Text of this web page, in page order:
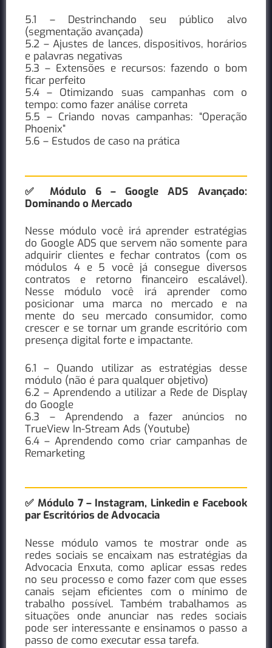
5.1 – Destrinchando seu público alvo
(segmentação avançada)
5.2 – Ajustes de lances, dispositivos, horários
e palavras negativas
5.3 – Extensões e recursos: fazendo o bom
ficar perfeito
5.4 – Otimizando suas campanhas com o
tempo: como fazer análise correta
5.5 – Criando novas campanhas: “Operação
Phoenix”
5.6 – Estudos de caso na prática
✅ Módulo 6 – Google ADS Avançado:
Dominando o Mercado
Nesse módulo você irá aprender estratégias
do Google ADS que servem não somente para
adquirir clientes e fechar contratos (com os
módulos 4 e 5 você já consegue diversos
contratos e retorno financeiro escalável).
Nesse módulo você irá aprender como
posicionar uma marca no mercado e na
mente do seu mercado consumidor, como
crescer e se tornar um grande escritório com
presença digital forte e impactante.
6.1 – Quando utilizar as estratégias desse
módulo (não é para qualquer objetivo)
6.2 – Aprendendo a utilizar a Rede de Display
do Google
6.3 – Aprendendo a fazer anúncios no
TrueView In-Stream Ads (Youtube)
6.4 – Aprendendo como criar campanhas de
Remarketing
✅ Módulo 7 – Instagram, Linkedin e Facebook
par Escritórios de Advocacia
Nesse módulo vamos te mostrar onde as
redes sociais se encaixam nas estratégias da
Advocacia Enxuta, como aplicar essas redes
no seu processo e como fazer com que esses
canais sejam eficientes com o mínimo de
trabalho possível. Também trabalhamos as
situações onde anunciar nas redes sociais
pode ser interessante e ensinamos o passo a
passo de como executar essa tarefa.